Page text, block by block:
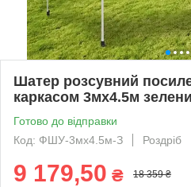
Шатер розсувний
каркасом 3мх4.5м
Готово до відправки
Код: ФШУ-3мх4.5м-З
Роздріб
9 179,50 ₴ 18 359 ₴